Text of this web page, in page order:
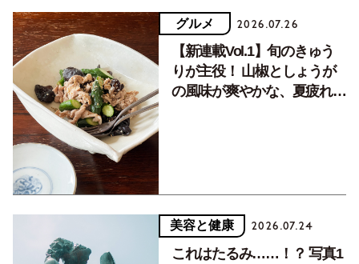
グルメ 2026.07.26
【新連載Vol.1】旬のきゅう
りが主役！ 山椒としょうが
の風味が爽やかな、夏疲れを
美容と健康 2026.07.24
これはたるみ……！？ 写真1